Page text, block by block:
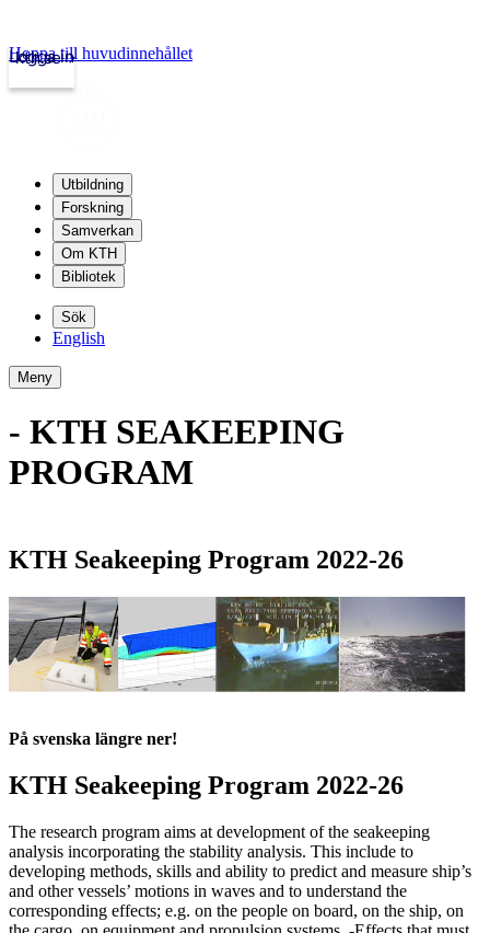
kth.se
Logga in
Hoppa till huvudinnehållet
Utbildning
Forskning
Samverkan
Om KTH
Bibliotek
Sök
English
Meny
- KTH SEAKEEPING
PROGRAM
KTH Seakeeping Program 2022-26
På svenska längre ner!
KTH Seakeeping Program 2022-26
The research program aims at development of the seakeeping
analysis incorporating the stability analysis. This include to
developing methods, skills and ability to predict and measure ship’s
and other vessels’ motions in waves and to understand the
corresponding effects; e.g. on the people on board, on the ship, on